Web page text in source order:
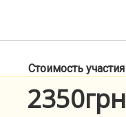
Стоимость участия
2350грн